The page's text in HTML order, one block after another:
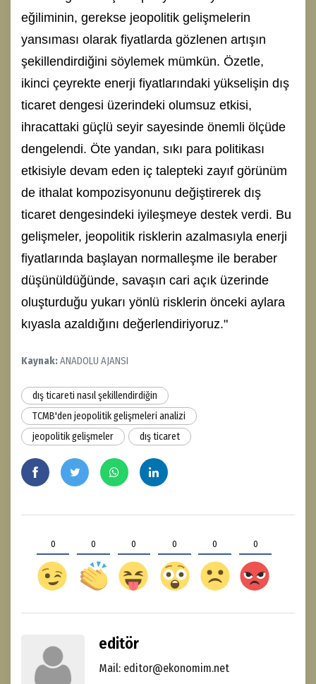
eğiliminin, gerekse jeopolitik gelişmelerin
yansıması olarak fiyatlarda gözlenen artışın
şekillendirdiğini söylemek mümkün. Özetle,
ikinci çeyrekte enerji fiyatlarındaki yükselişin dış
ticaret dengesi üzerindeki olumsuz etkisi,
ihracattaki güçlü seyir sayesinde önemli ölçüde
dengelendi. Öte yandan, sıkı para politikası
etkisiyle devam eden iç talepteki zayıf görünüm
de ithalat kompozisyonunu değiştirerek dış
ticaret dengesindeki iyileşmeye destek verdi. Bu
gelişmeler, jeopolitik risklerin azalmasıyla enerji
fiyatlarında başlayan normalleşme ile beraber
düşünüldüğünde, savaşın cari açık üzerinde
oluşturduğu yukarı yönlü risklerin önceki aylara
kıyasla azaldığını değerlendiriyoruz."
Kaynak:ANADOLU AJANSI
dış ticareti nasıl şekillendirdiğin
TCMB'den jeopolitik gelişmeleri analizi
jeopolitik gelişmeler
dış ticaret
0 0 0 0 0 0
editör
Mail: editor@ekonomim.net